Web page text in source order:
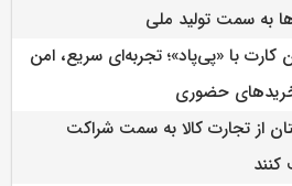
به سمت تولید ملی
با «پی‌پاد»؛ تجربه‌ای سریع، امن
حضوری
از تجارت کالا به سمت شراکت